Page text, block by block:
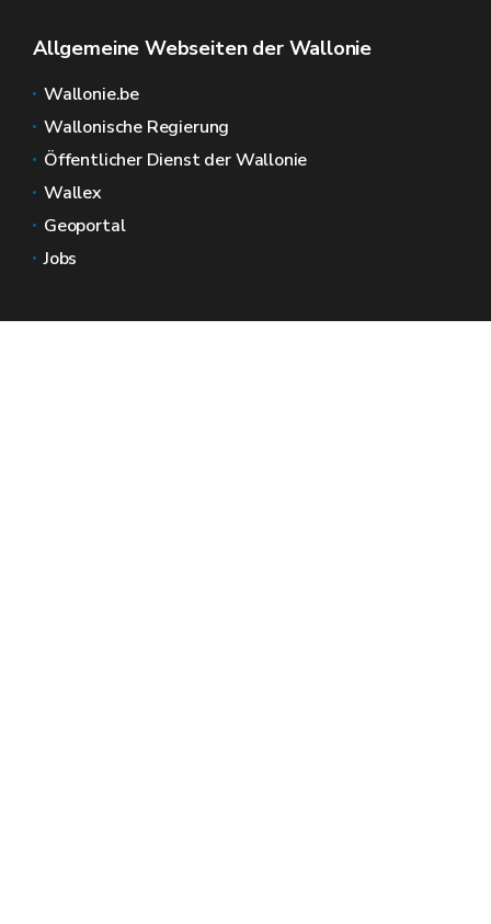
Allgemeine Webseiten der Wallonie
Wallonie.be
Wallonische Regierung
Öffentlicher Dienst der Wallonie
Wallex
Geoportal
Jobs